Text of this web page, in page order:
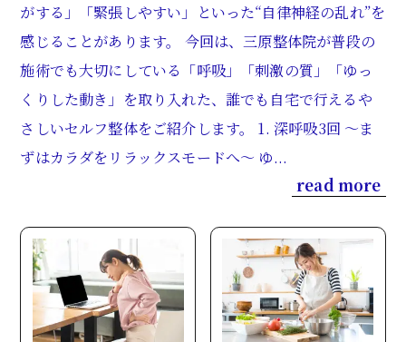
がする」「緊張しやすい」といった“自律神経の乱れ”を
感じることがあります。 今回は、三原整体院が普段の
施術でも大切にしている「呼吸」「刺激の質」「ゆっ
くりした動き」を取り入れた、誰でも自宅で行えるや
さしいセルフ整体をご紹介します。 1. 深呼吸3回 〜ま
ずはカラダをリラックスモードへ〜 ゆ...
read more